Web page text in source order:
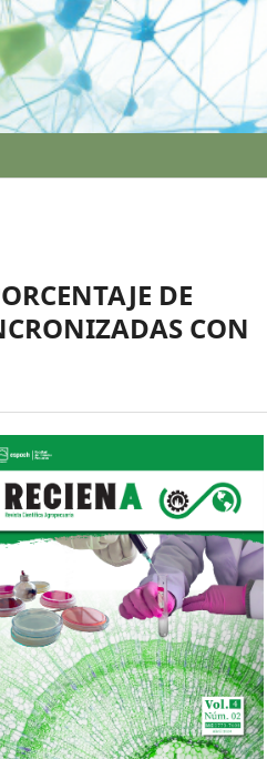
DE
CON